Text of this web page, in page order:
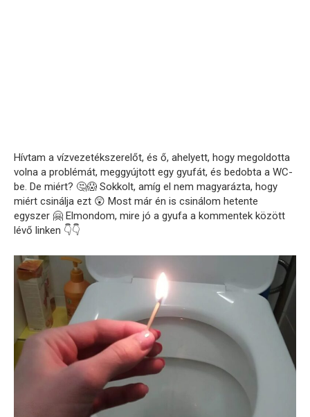
Hívtam a vízvezetékszerelőt, és ő, ahelyett, hogy megoldotta
volna a problémát, meggyújtott egy gyufát, és bedobta a WC-
be. De miért? 🤔😱 Sokkolt, amíg el nem magyarázta, hogy
miért csinálja ezt 😲 Most már én is csinálom hetente
egyszer 🤗 Elmondom, mire jó a gyufa a kommentek között
lévő linken 👇👇